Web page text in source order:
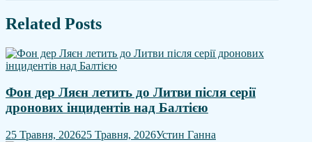
Related Posts
Фон дер Ляєн летить до Литви після серії
дронових інцидентів над Балтією
25 Травня, 202625 Травня, 2026Устин Ганна